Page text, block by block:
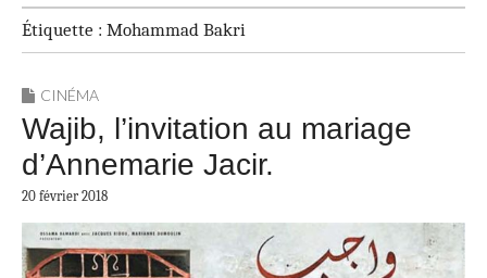
Étiquette : Mohammad Bakri
CINÉMA
Wajib, l’invitation au mariage
d’Annemarie Jacir.
20 février 2018